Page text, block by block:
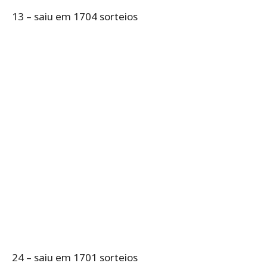
13 – saiu em 1704 sorteios
24 – saiu em 1701 sorteios